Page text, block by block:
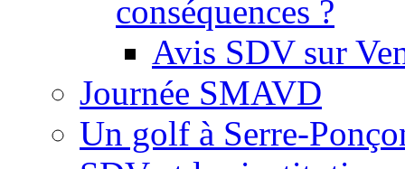
conséquences ?
Avis SDV sur
Journée SMAVD
Un golf à Serre-